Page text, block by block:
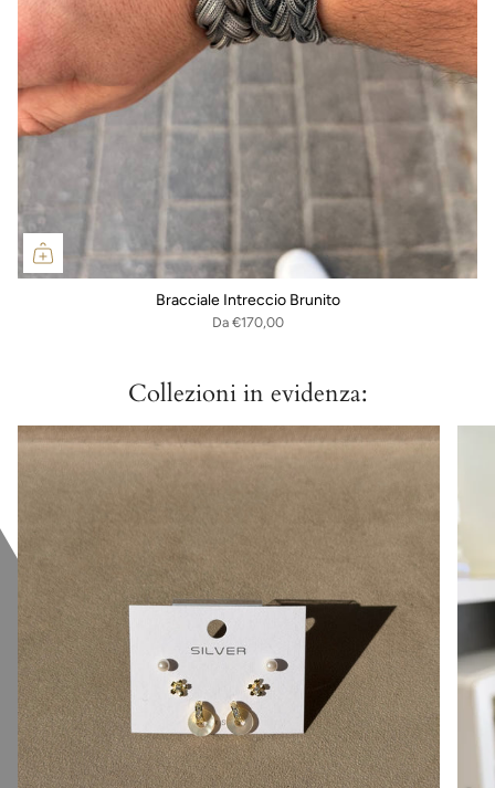
Bracciale Intreccio Brunito
Da€170,00
Collezioni in evidenza: